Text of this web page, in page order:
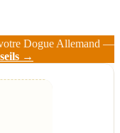
Dogue Allemand —
→